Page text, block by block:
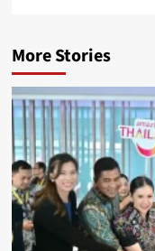
More Stories